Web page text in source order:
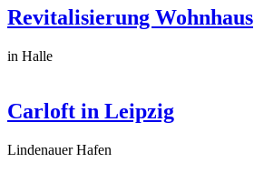
Revitalisierung Wohnhaus
in Halle
Carloft in Leipzig
Lindenauer Hafen